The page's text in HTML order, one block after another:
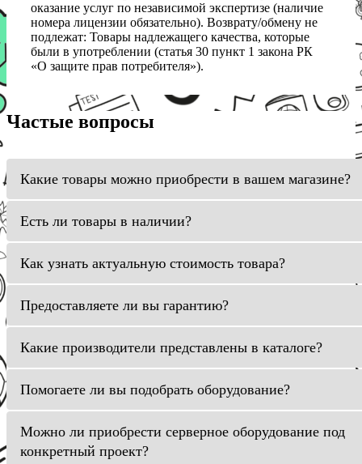
оказание услуг по независимой экспертизе (наличие
номера лицензии обязательно). Возврату/обмену не
подлежат: Товары надлежащего качества, которые
были в употреблении (статья 30 пункт 1 закона РК
«О защите прав потребителя»).
Частые вопросы
Какие товары можно приобрести в вашем магазине?
Есть ли товары в наличии?
Как узнать актуальную стоимость товара?
Предоставляете ли вы гарантию?
Какие производители представлены в каталоге?
Помогаете ли вы подобрать оборудование?
Можно ли приобрести серверное оборудование под
конкретный проект?